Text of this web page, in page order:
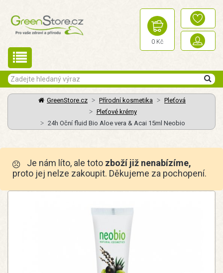
0 Kč
GreenStore.cz Přírodní kosmetika
Pleťová
Pleťové krémy
24h Oční fluid Bio Aloe vera & Acai 15ml Neobio
Je nám líto, ale toto zboží již nenabízíme,
proto jej nelze zakoupit. Děkujeme za pochopení.